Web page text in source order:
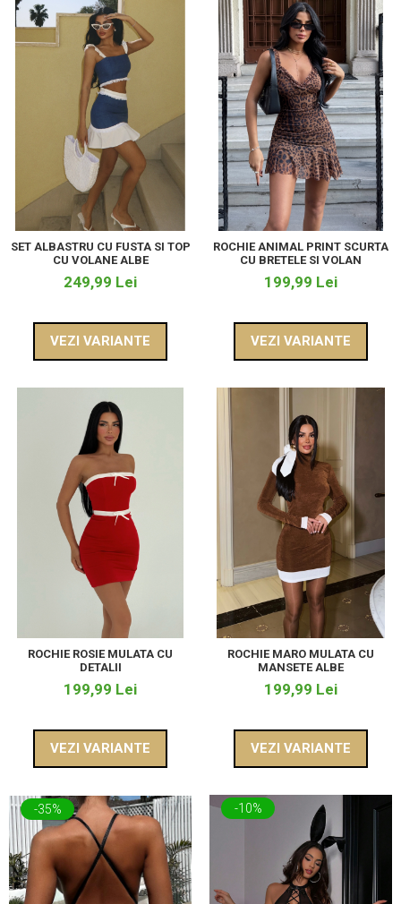
SET ALBASTRU CU FUSTA SI TOP
CU VOLANE ALBE
249,99 Lei
VEZI VARIANTE
ROCHIE ANIMAL PRINT SCURTA
CU BRETELE SI VOLAN
199,99 Lei
VEZI VARIANTE
ROCHIE ROSIE MULATA CU
DETALII
199,99 Lei
VEZI VARIANTE
ROCHIE MARO MULATA CU
MANSETE ALBE
199,99 Lei
VEZI VARIANTE
-35% -10%